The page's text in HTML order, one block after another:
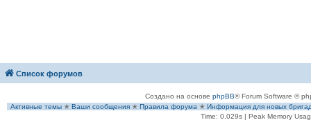
Список форумов
Создано на основе phpBB® Forum Software ©
Активные темы ✭ Ваши сообщения ✭ Правила форума ✭ Информация для новых
Time: 0.029s| Peak Memory